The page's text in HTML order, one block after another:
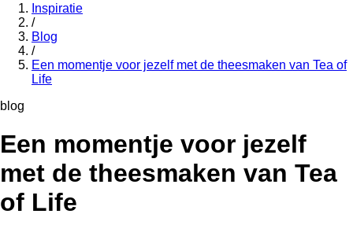
Inspiratie
/
Blog
/
Een momentje voor jezelf met de theesmaken van Tea of
Life
blog
Een momentje voor jezelf
met de theesmaken van Tea
of Life